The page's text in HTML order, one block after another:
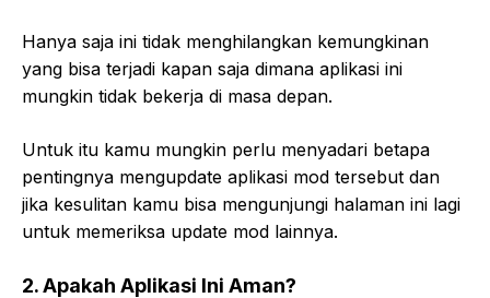
Hanya saja ini tidak menghilangkan kemungkinan
yang bisa terjadi kapan saja dimana aplikasi ini
mungkin tidak bekerja di masa depan.
Untuk itu kamu mungkin perlu menyadari betapa
pentingnya mengupdate aplikasi mod tersebut dan
jika kesulitan kamu bisa mengunjungi halaman ini lagi
untuk memeriksa update mod lainnya.
2. Apakah Aplikasi Ini Aman?